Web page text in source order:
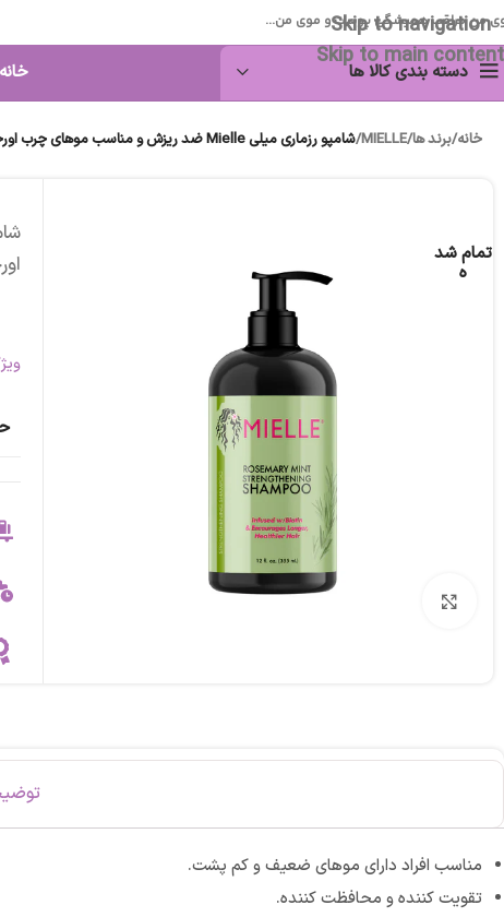
Skip to navigation
Skip to main content
من مراقب همیشگی پوست و موی من...
دسته بندی کالا ها
خانه/برند ها/
MIELLE
/شامپو رزماری میلی Mielle ضد ریزش و مناسب موهای چرب اورجینال
تمام شد
ه
برای بزرگنمایی کلیک کنید
مناسب افراد دارای موهای ضعیف و کم پشت.
تقویت کننده و محافظت کننده.